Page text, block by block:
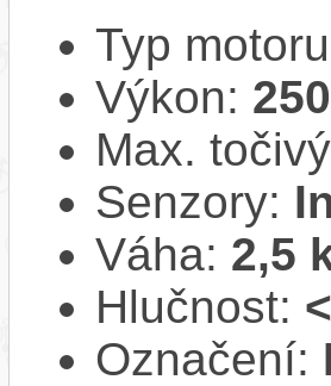
Typ
Výkon:
Max.
Senzory:
Váha: 2,5
Hlučnost:
Označení: